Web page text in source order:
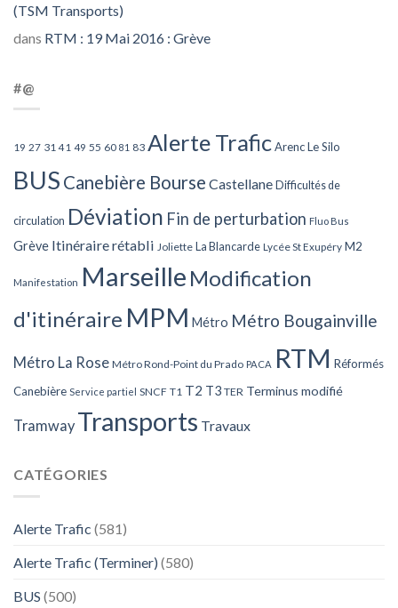
(TSM Transports)
dans RTM : 19 Mai 2016 : Grève
#@
19 27 31 41 49 55 60 81 83 Alerte TraficArenc Le Silo
BUS Canebière Bourse Castellane Difficultés de
circulation Déviation Fin de perturbation Fluo Bus
Grève Itinéraire rétabli Joliette La Blancarde Lycée St Exupéry M2
Manifestation Marseille Modification
d'itinéraire MPM Métro Métro Bougainville
Métro La Rose Métro Rond-Point du Prado PACA RTM Réformés
Canebière Service partiel SNCF T1 T2 T3 TER Terminus modifié
Tramway Transports Travaux
CATÉGORIES
Alerte Trafic (581)
Alerte Trafic (Terminer) (580)
BUS (500)